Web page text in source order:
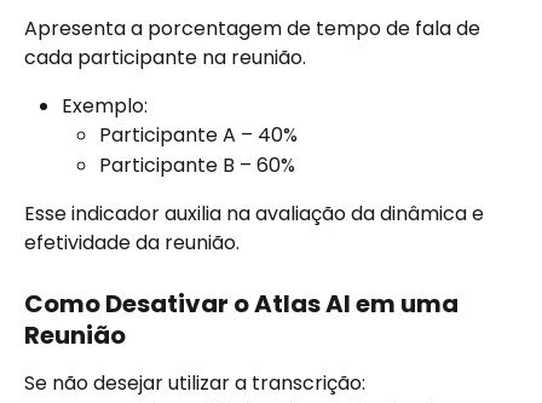
Apresenta a porcentagem de tempo de fala de
cada participante na reunião.
Exemplo:
Participante A – 40%
Participante B – 60%
Esse indicador auxilia na avaliação da dinâmica e
efetividade da reunião.
Como Desativar o Atlas AI em uma
Reunião
Se não desejar utilizar a transcrição: